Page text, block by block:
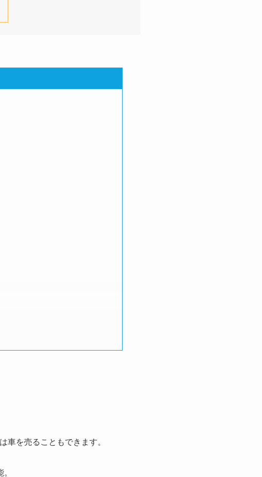
車を売ることもできます。